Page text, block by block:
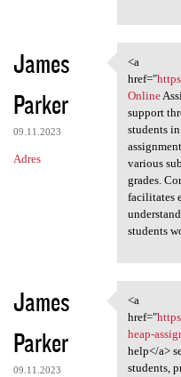
James
Parker
09.11.2023
Adres
<a
<a
href="
Online
support
students
various
grades.
facilitates
students
James
Parker
09.11.2023
<a
<a
href="
heap-
help</a>
students,